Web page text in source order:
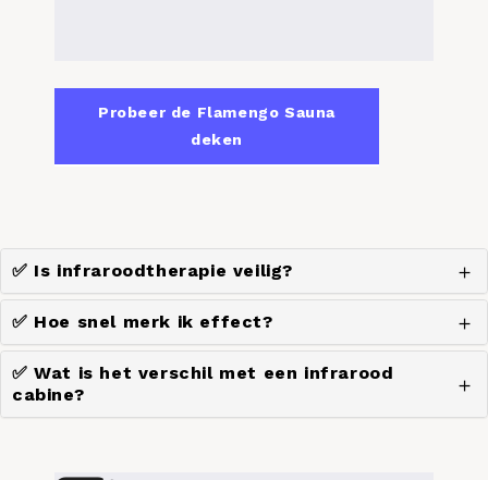
Probeer de Flamengo Sauna
deken
✅ Is infraroodtherapie veilig?
✅ Hoe snel merk ik effect?
✅ Wat is het verschil met een infrarood
cabine?